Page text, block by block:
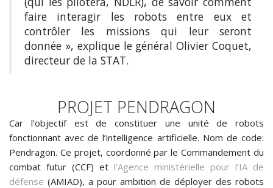
faire interagir les robots entre eux et
contrôler les missions qui leur seront
donnée », explique le général Olivier Coquet,
directeur de la STAT.
PROJET PENDRAGON
Car l’objectif est de constituer une unité de robots
fonctionnant avec de l’intelligence artificielle. Nom de code:
Pendragon. Ce projet, coordonné par le Commandement du
combat futur (CCF) et l’Agence ministérielle pour l’IA de
défense (AMIAD), a pour ambition de déployer des robots